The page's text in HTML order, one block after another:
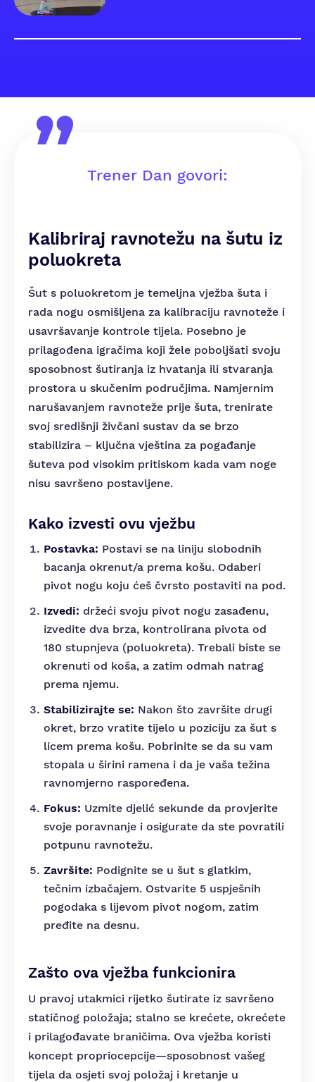
Trener Dan govori:
Kalibriraj ravnotežu na šutu iz
poluokreta
Šut s poluokretom je temeljna vježba šuta i
rada nogu osmišljena za kalibraciju ravnoteže i
usavršavanje kontrole tijela. Posebno je
prilagođena igračima koji žele poboljšati svoju
sposobnost šutiranja iz hvatanja ili stvaranja
prostora u skučenim područjima. Namjernim
narušavanjem ravnoteže prije šuta, trenirate
svoj središnji živčani sustav da se brzo
stabilizira – ključna vještina za pogađanje
šuteva pod visokim pritiskom kada vam noge
nisu savršeno postavljene.
Kako izvesti ovu vježbu
Postavka: Postavi se na liniju slobodnih
bacanja okrenut/a prema košu. Odaberi
pivot nogu koju ćeš čvrsto postaviti na pod.
Izvedi: držeći svoju pivot nogu zasađenu,
izvedite dva brza, kontrolirana pivota od
180 stupnjeva (poluokreta). Trebali biste se
okrenuti od koša, a zatim odmah natrag
prema njemu.
Stabilizirajte se: Nakon što završite drugi
okret, brzo vratite tijelo u poziciju za šut s
licem prema košu. Pobrinite se da su vam
stopala u širini ramena i da je vaša težina
ravnomjerno raspoređena.
Fokus: Uzmite djelić sekunde da provjerite
svoje poravnanje i osigurate da ste povratili
potpunu ravnotežu.
Završite: Podignite se u šut s glatkim,
tečnim izbačajem. Ostvarite 5 uspješnih
pogodaka s lijevom pivot nogom, zatim
pređite na desnu.
Zašto ova vježba funkcionira
U pravoj utakmici rijetko šutirate iz savršeno
statičnog položaja; stalno se krećete, okrećete
i prilagođavate braničima. Ova vježba koristi
koncept propriocepcije—sposobnost vašeg
tijela da osjeti svoj položaj i kretanje u